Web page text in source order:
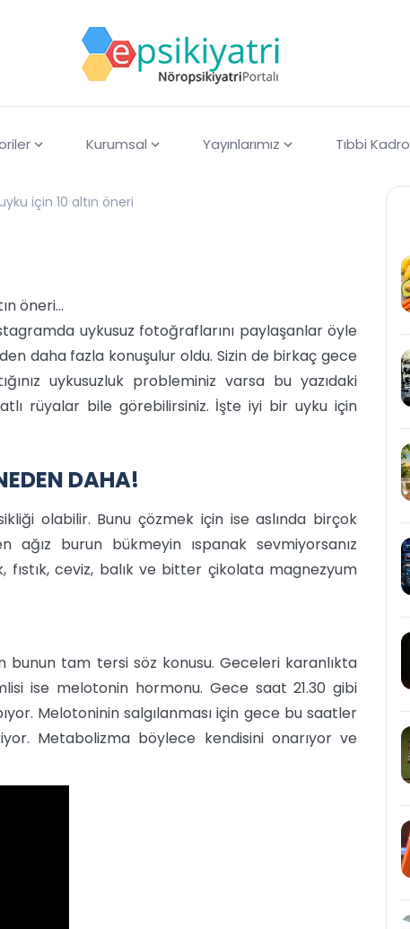
Kurumsal Yayınlarımız Tıbbi Kadro
için 10 altın öneri
öneri...
uykusuz fotoğraflarını paylaşanlar öyle
daha fazla konuşulur oldu. Sizin de birkaç gece
uykusuzluk probleminiz varsa bu yazıdaki
rüyalar bile görebilirsiniz. İşte iyi bir uyku için
DAHA!
olabilir. Bunu çözmek için ise aslında birçok
burun bükmeyin ıspanak sevmiyorsanız
fıstık, ceviz, balık ve bitter çikolata magnezyum
bunun tam tersi söz konusu. Geceleri karanlıkta
ise melotonin hormonu. Gece saat 21.30 gibi
Melotoninin salgılanması için gece bu saatler
Metabolizma böylece kendisini onarıyor ve